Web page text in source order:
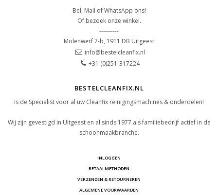
Bel, Mail of WhatsApp ons!
Of bezoek onze winkel.
----------
Molenwerf 7-b, 1911 DB Uitgeest
info@bestelcleanfix.nl
+31 (0)251-317224
BESTELCLEANFIX.NL
is de Specialist voor al uw Cleanfix reinigingsmachines & onderdelen!
Wij zijn gevestigd in Uitgeest en al sinds 1977 als familiebedrijf actief in de
schoonmaakbranche.
INLOGGEN
BETAALMETHODEN
VERZENDEN & RETOURNEREN
ALGEMENE VOORWAARDEN